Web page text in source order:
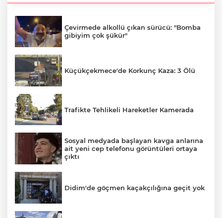
Çevirmede alkollü çıkan sürücü: "Bomba
gibiyim çok şükür"
Küçükçekmece'de Korkunç Kaza: 3 Ölü
Trafikte Tehlikeli Hareketler Kamerada
Sosyal medyada başlayan kavga anlarına
ait yeni cep telefonu görüntüleri ortaya
çıktı
Didim'de göçmen kaçakçılığına geçit yok